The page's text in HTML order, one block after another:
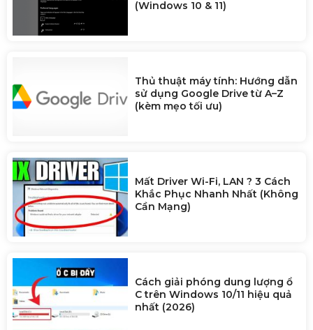
(Windows 10 & 11)
Thủ thuật máy tính: Hướng dẫn
sử dụng Google Drive từ A–Z
(kèm mẹo tối ưu)
Mất Driver Wi-Fi, LAN ? 3 Cách
Khắc Phục Nhanh Nhất (Không
Cần Mạng)
Cách giải phóng dung lượng ổ
C trên Windows 10/11 hiệu quả
nhất (2026)